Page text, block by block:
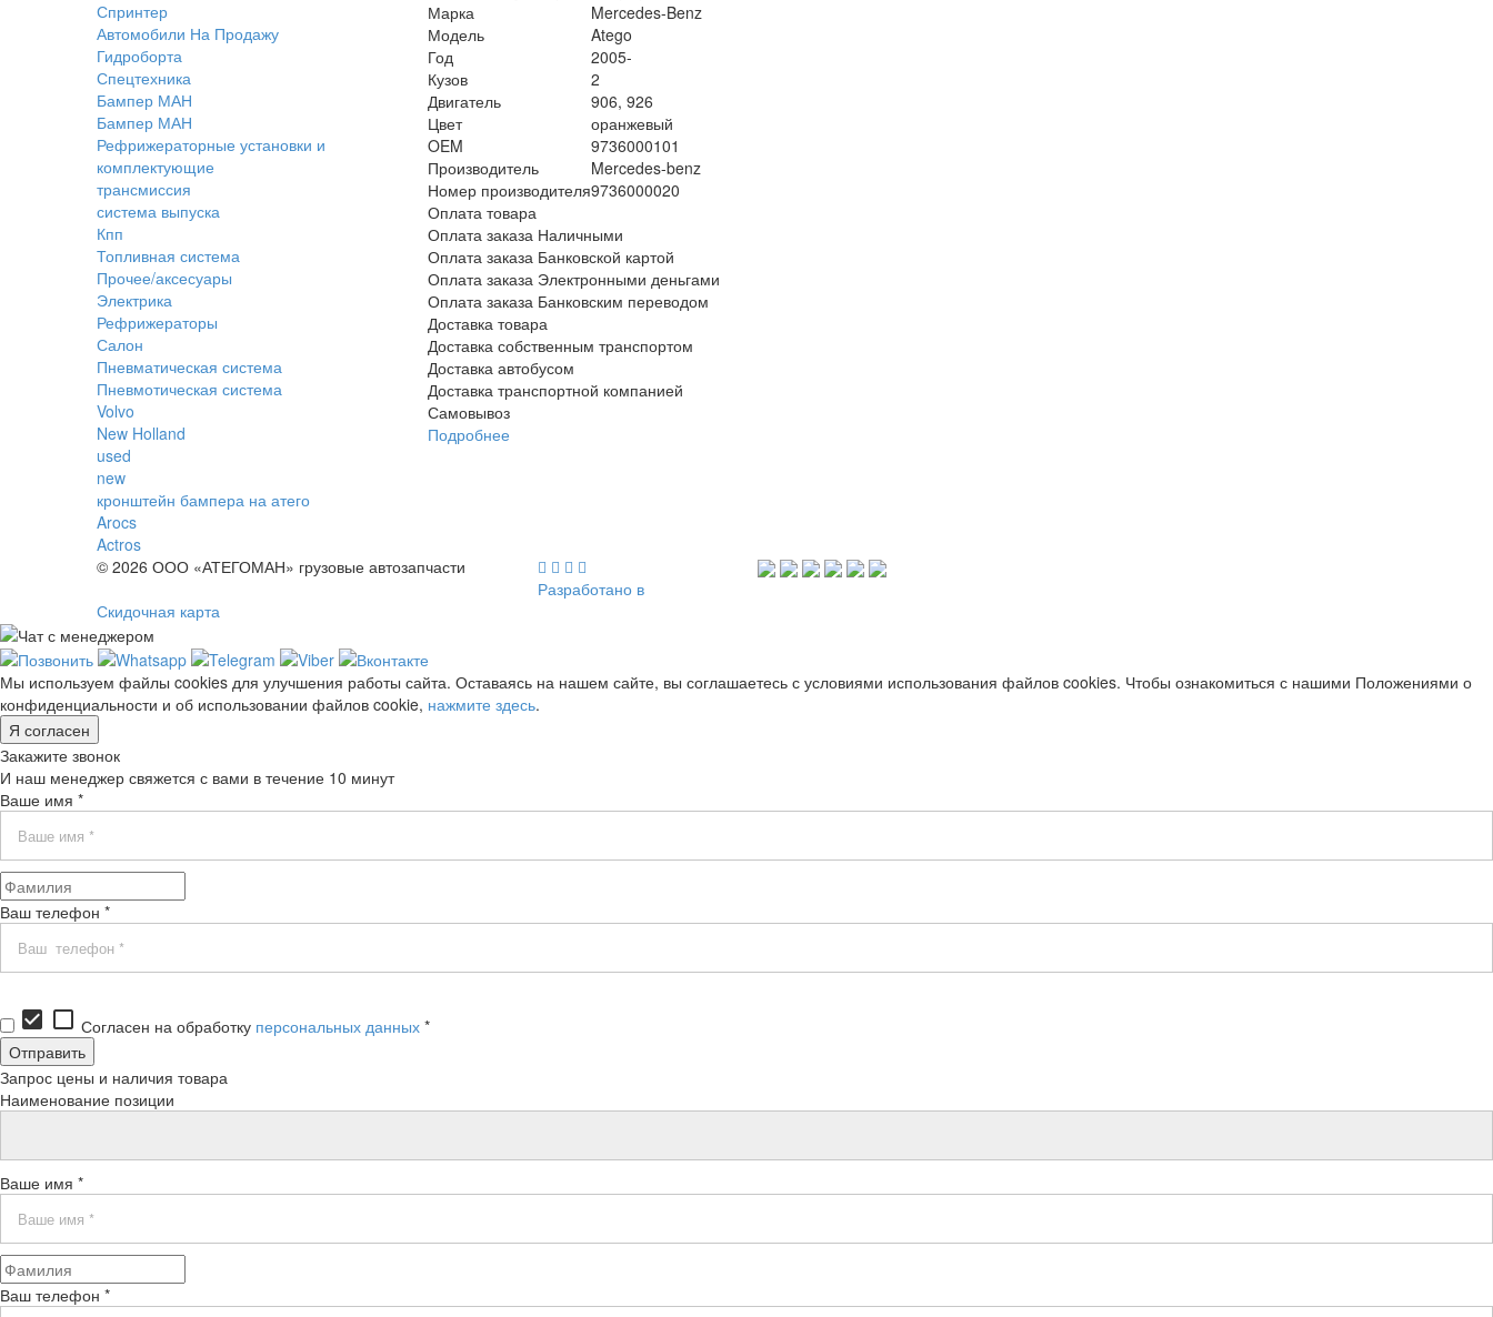
Марка
Mercedes-Benz
Модель
Atego
Год
2005-
Кузов
2
Двигатель
906, 926
Цвет
оранжевый
OEM
9736000101
Производитель
Mercedes-benz
Номер производителя9736000020
Оплата товара
Оплата заказа Наличными
Оплата заказа Банковской картой
Оплата заказа Электронными деньгами
Оплата заказа Банковским переводом
Доставка товара
Доставка собственным транспортом
Доставка автобусом
Доставка транспортной компанией
Самовывоз
Подробнее
Спринтер
Автомобили На Продажу
Гидроборта
Спецтехника
Бампер МАН
Бампер МАН
Рефрижераторные установки и
комплектующие
трансмиссия
система выпуска
Кпп
Топливная система
Прочее/аксесуары
Электрика
Рефрижераторы
Салон
Пневматическая система
Пневмотическая система
Volvo
New Holland
used
new
кронштейн бампера на атего
Arocs
Actros
© 2026 ООО «АТЕГОМАН» грузовые автозапчасти
Разработано в
Скидочная карта
Мы используем файлы cookies для улучшения работы сайта. Оставаясь на нашем сайте, вы соглашаетесь с условиями использования файлов cookies. Чтобы ознакомиться с нашими Положениями о
конфиденциальности и об использовании файлов cookie, нажмите здесь.
Я согласен
Закажите звонок
И наш менеджер свяжется с вами в течение 10 минут
Ваше имя *
Ваш телефон *
check_box check_box_outline_blank Согласен на обработку персональных данных *
Запрос цены и наличия товара
Наименование позиции
Ваше имя *
Ваш телефон *